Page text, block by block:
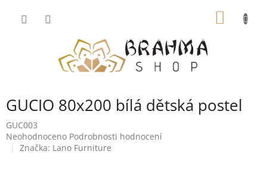
GUCIO 80x200 bílá dětská postel
GUC003
Průměrné
hodnocení
Neohodnoceno Podrobnosti hodnocení
Značka: Lano Furniture